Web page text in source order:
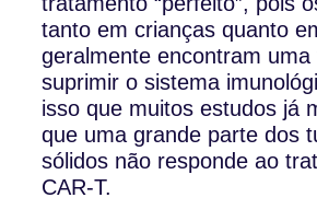
tanto em crianças quanto
geralmente encontram
suprimir o sistema
isso que muitos estudos já
que uma grande parte dos
sólidos não responde ao
CAR-T.